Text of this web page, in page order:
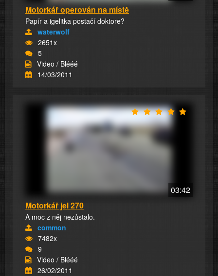
Motorkář operován na místě
Papír a igelitka postačí doktore?
waterwolf
2651x
5
Video / Blééé
14/03/2011
03:42
Motorkář jel 270
A moc z něj nezůstalo.
common
7482x
9
Video / Blééé
26/02/2011